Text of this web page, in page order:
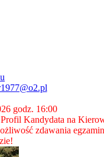
godz. 16:00
Kandydata na
zdawania